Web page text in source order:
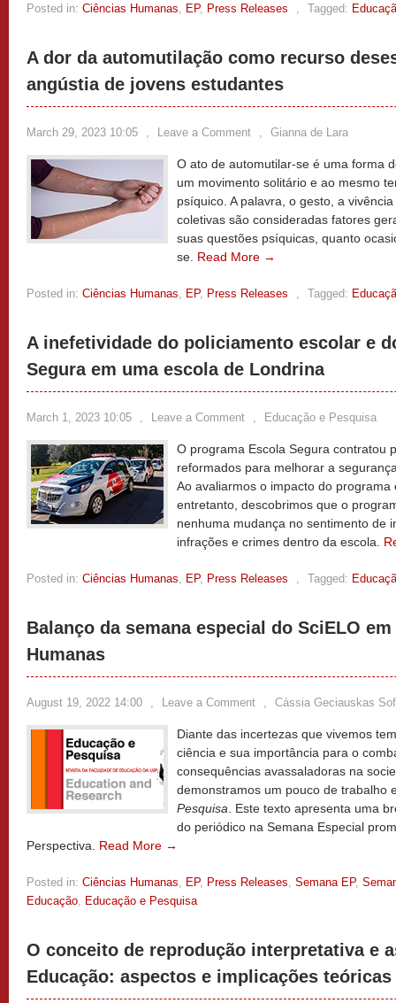
Posted in: Ciências Humanas, EP, Press Releases , Tagged:
A dor da automutilação como recurso
angústia de jovens estudantes
March 29, 2023 10:05 , Leave a Comment , Gianna de Lara
O ato de automutilar-se é uma forma
um movimento solitário e ao mesmo
psíquico. A palavra, o gesto, a
coletivas são consideradas fatores
suas questões psíquicas, quanto
se. Read More →
Posted in: Ciências Humanas, EP, Press Releases , Tagged:
A inefetividade do policiamento escolar e
Segura em uma escola de Londrina
March 1, 2023 10:05 , Leave a Comment , Educação e Pesquisa
O programa Escola Segura contratou
reformados para melhorar a
Ao avaliarmos o impacto do
entretanto, descobrimos que o
nenhuma mudança no sentimento de
infrações e crimes dentro da escola.
Posted in: Ciências Humanas, EP, Press Releases , Tagged:
Balanço da semana especial do SciELO
Humanas
August 19, 2022 14:00 , Leave a Comment , Cássia Geciauskas
Diante das incertezas que vivemos
ciência e sua importância para o
consequências avassaladoras na
demonstramos um pouco de trabalho
Pesquisa . Este texto apresenta uma
do periódico na Semana Especial
Perspectiva. Read More →
Posted in: Ciências Humanas, EP, Press Releases, Semana EP,
Educação, Educação e Pesquisa
O conceito de reprodução interpretativa e
Educação: aspectos e implicações teóricas